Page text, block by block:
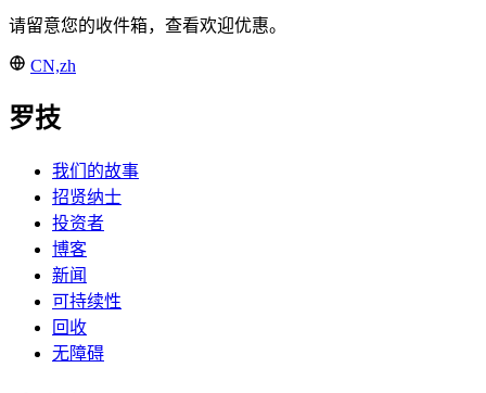
请留意您的收件箱，查看欢迎优惠。
CN,zh
罗技
我们的故事
招贤纳士
投资者
博客
新闻
可持续性
回收
无障碍